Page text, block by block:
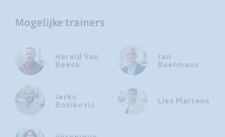
Mogelijke trainers
Harald Van
Beeck
Jan
Buermans
Jerko
Bozikovic
Lies Martens